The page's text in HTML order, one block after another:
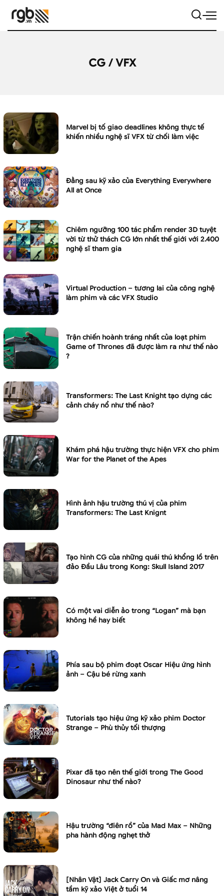
CG / VFX
Marvel bị tố giao deadlines không thực tế
khiến nhiều nghệ sĩ VFX từ chối làm việc
Đằng sau kỹ xảo của Everything Everywhere
All at Once
Chiêm ngưỡng 100 tác phẩm render 3D tuyệt
vời từ thử thách CG lớn nhất thế giới với 2.400
nghệ sĩ tham gia
Virtual Production – tương lai của công nghệ
làm phim và các VFX Studio
Trận chiến hoành tráng nhất của loạt phim
Game of Thrones đã được làm ra như thế nào
?
Transformers: The Last Knight tạo dựng các
cảnh cháy nổ như thế nào?
Khám phá hậu trường thực hiện VFX cho phim
War for the Planet of the Apes
Hình ảnh hậu trường thú vị của phim
Transformers: The Last Knignt
Tạo hình CG của những quái thú khổng lồ trên
đảo Đầu Lâu trong Kong: Skull Island 2017
Có một vai diễn ảo trong “Logan” mà bạn
không hề hay biết
Phía sau bộ phim đoạt Oscar Hiệu ứng hình
ảnh – Cậu bé rừng xanh
Tutorials tạo hiệu ứng kỹ xảo phim Doctor
Strange – Phù thủy tối thượng
Pixar đã tạo nên thế giới trong The Good
Dinosaur như thế nào?
Hậu trường “điên rồ” của Mad Max – Những
pha hành động nghẹt thở
[Nhân Vật] Jack Carry On và Giấc mơ nâng
tầm kỹ xảo Việt ở tuổi 14